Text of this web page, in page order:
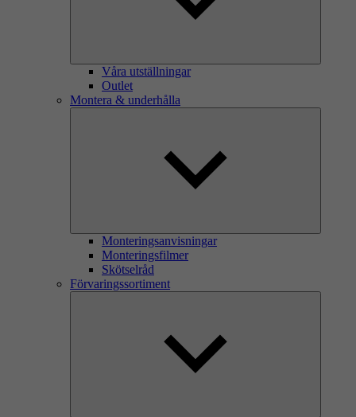
Våra utställningar
Outlet
Montera & underhålla
Monteringsanvisningar
Monteringsfilmer
Skötselråd
Förvaringssortiment